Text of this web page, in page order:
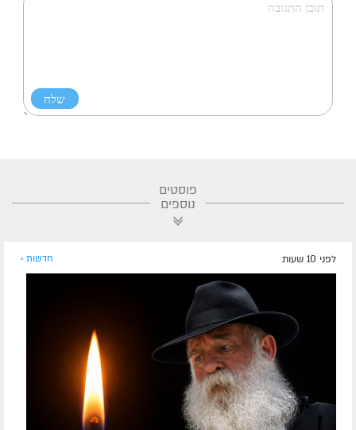
פוסטים
נוספים
לפני 10 שעות חדשות »